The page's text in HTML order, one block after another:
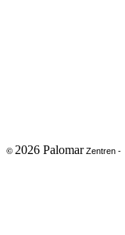
© 2026 PalomarZentren -